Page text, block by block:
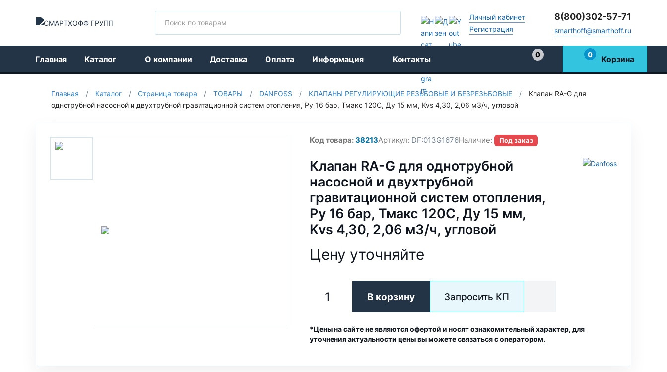
Личный кабинет
Регистрация
8(800)302-57-71
smarthoff@smarthoff.ru
Главная Каталог О компании Доставка Оплата Информация Контакты
0
0 Корзина
Главная / Каталог / Страница товара / ТОВАРЫ / DANFOSS / КЛАПАНЫ РЕГУЛИРУЮЩИЕ РЕЗЬБОВЫЕ И БЕЗРЕЗЬБОВЫЕ /
Клапан RA-G для
однотрубной насосной и двухтрубной гравитационной систем отопления, Ру 16 бар, Тмакс 120С, Ду 15 мм, Kvs 4,30, 2,06 м3/ч, угловой
Код товара:38213Артикул: DF:013G1676Наличие: Под заказ
Клапан RA-G для однотрубной
насосной и двухтрубной
гравитационной систем отопления,
Ру 16 бар, Тмакс 120С, Ду 15 мм,
Kvs 4,30, 2,06 м3/ч, угловой
Цену уточняйте
В корзину Запросить КП
*Цены на сайте не являются офертой и носят ознакомительный характер, для
уточнения актуальности цены вы можете связаться с оператором.